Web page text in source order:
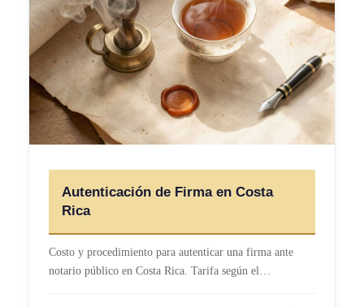
Autenticación de Firma en Costa
Rica
Costo y procedimiento para autenticar una firma ante
notario público en Costa Rica. Tarifa según el…